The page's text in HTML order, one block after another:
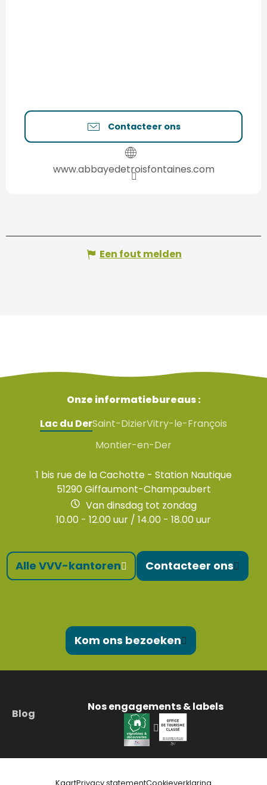
Contacteer ons
www.abbayedetroisfontaines.com
Een fout melden
Onze informatiebureaus :
Lac du DerSaint-DizierVitry-le-François
Montier-en-Der
1 bis rue de la Cachotte - Station Nautique
51290 Giffaumont-Champaubert
Van dinsdag tot zondag
10.00 - 12.00 uur / 14.00 - 18.00 uur
Alle VVV-kantoren Contacteer ons
Kom ons bezoeken
Blog
Nos engagements & labels
KaartPrivacy statementCookieverklaring